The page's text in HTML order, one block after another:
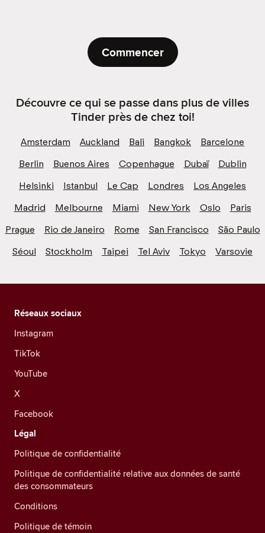
Commencer
Découvre ce qui se passe dans plus de villes
Tinder près de chez toi!
Amsterdam Auckland Bali Bangkok
Barcelone
Berlin
Buenos Aires Copenhague Dubaï
Dublin
Helsinki
Istanbul Le Cap Londres
Los Angeles
Madrid
Melbourne Miami New York Oslo
Paris
Prague
Rio de Janeiro Rome San Francisco
São Paulo
Séoul
Stockholm Taipei Tel Aviv Tokyo Varsovie
Réseaux sociaux
Instagram
TikTok
YouTube
X
Facebook
Légal
Politique de confidentialité
Politique de confidentialité relative aux données de santé
des consommateurs
Conditions
Politique de témoin